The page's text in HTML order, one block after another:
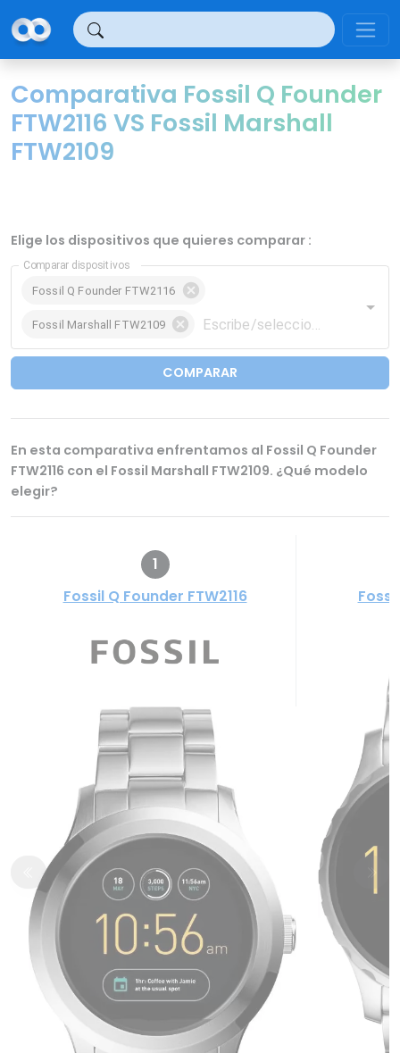
Comparativa Fossil Q Founder
FTW2116 VS Fossil Marshall
FTW2109
Elige los dispositivos que quieres comparar :
Comparar dispositivos
Fossil Q Founder FTW2116
Fossil Marshall FTW2109
COMPARAR
En esta comparativa enfrentamos al Fossil Q Founder
FTW2116 con el Fossil Marshall FTW2109. ¿Qué modelo
elegir?
1
Fossil Q Founder FTW2116
Panel de gestión de cookies